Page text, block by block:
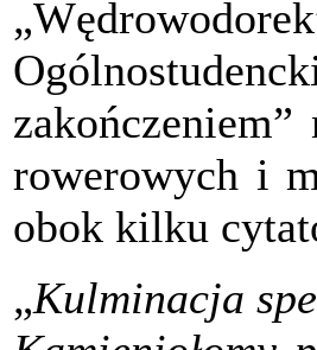
rowerowych i
obok kilku
„Kulminacja